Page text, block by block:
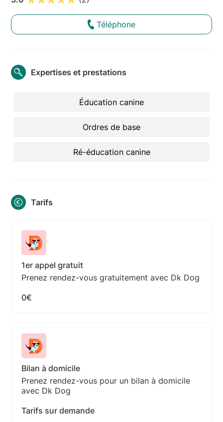
Téléphone
Expertises et prestations
Éducation canine
Ordres de base
Ré-éducation canine
Tarifs
1er appel gratuit
Prenez rendez-vous gratuitement avec Dk Dog
0€
Bilan à domicile
Prenez rendez-vous pour un bilan à domicile
avec Dk Dog
Tarifs sur demande